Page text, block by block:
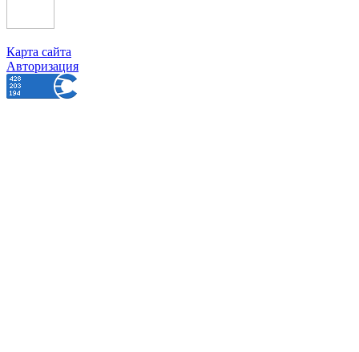
Карта сайта
Авторизация